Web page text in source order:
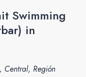
Swimming
in
Central, Región